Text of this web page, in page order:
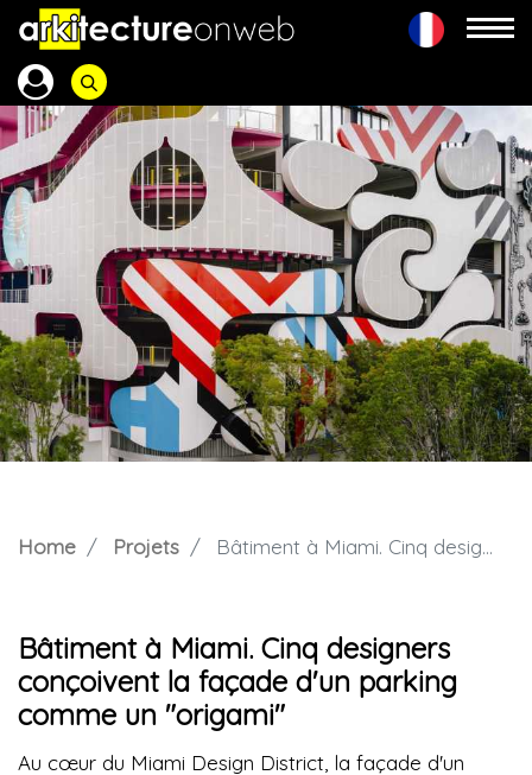
Home Projets Bâtiment à Miami. Cinq designers conçoivent la façade d'un parking comme un "origami"
Bâtiment à Miami. Cinq designers
conçoivent la façade d'un parking
comme un "origami"
Au cœur du Miami Design District, la façade d'un